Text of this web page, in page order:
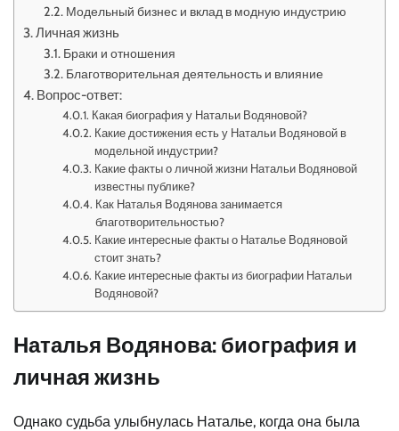
Модельный бизнес и вклад в модную индустрию
Личная жизнь
Браки и отношения
Благотворительная деятельность и влияние
Вопрос-ответ:
Какая биография у Натальи Водяновой?
Какие достижения есть у Натальи Водяновой в
модельной индустрии?
Какие факты о личной жизни Натальи Водяновой
известны публике?
Как Наталья Водянова занимается
благотворительностью?
Какие интересные факты о Наталье Водяновой
стоит знать?
Какие интересные факты из биографии Натальи
Водяновой?
Наталья Водянова: биография и
личная жизнь
Однако судьба улыбнулась Наталье, когда она была